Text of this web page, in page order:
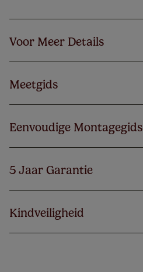
Voor Meer Details
Meetgids
Eenvoudige Montagegids
5 Jaar Garantie
Kindveiligheid